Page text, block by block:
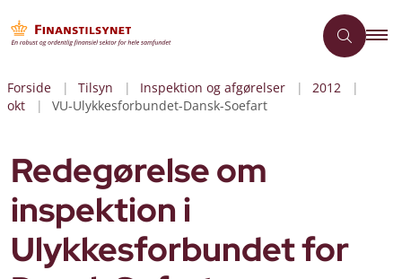
Forside Tilsyn Inspektion og afgørelser
2012
okt
VU-Ulykkesforbundet-Dansk-Soefart
Redegørelse om
inspektion i
Ulykkesforbundet for